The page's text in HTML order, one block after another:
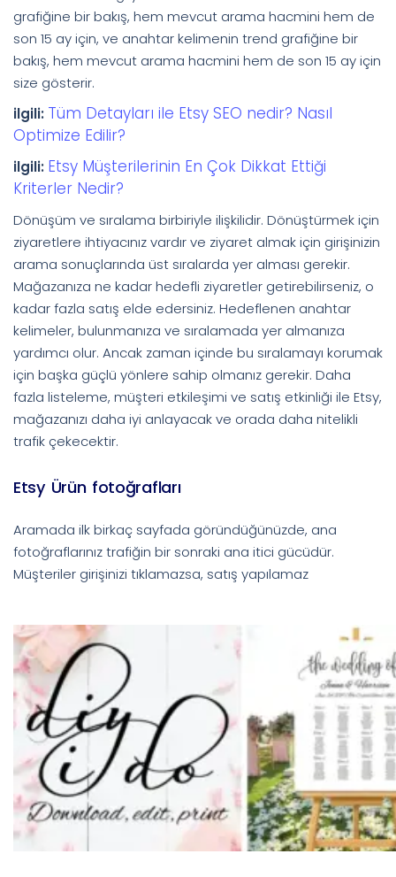
grafiğine bir bakış, hem mevcut arama hacmini hem de
son 15 ay için, ve anahtar kelimenin trend grafiğine bir
bakış, hem mevcut arama hacmini hem de son 15 ay için
size gösterir.
ilgili: Tüm Detayları ile Etsy SEO nedir? Nasıl
Optimize Edilir?
ilgili: Etsy Müşterilerinin En Çok Dikkat Ettiği
Kriterler Nedir?
Dönüşüm ve sıralama birbiriyle ilişkilidir. Dönüştürmek için
ziyaretlere ihtiyacınız vardır ve ziyaret almak için girişinizin
arama sonuçlarında üst sıralarda yer alması gerekir.
Mağazanıza ne kadar hedefli ziyaretler getirebilirseniz, o
kadar fazla satış elde edersiniz. Hedeflenen anahtar
kelimeler, bulunmanıza ve sıralamada yer almanıza
yardımcı olur. Ancak zaman içinde bu sıralamayı korumak
için başka güçlü yönlere sahip olmanız gerekir. Daha
fazla listeleme, müşteri etkileşimi ve satış etkinliği ile Etsy,
mağazanızı daha iyi anlayacak ve orada daha nitelikli
trafik çekecektir.
Etsy Ürün fotoğrafları
Aramada ilk birkaç sayfada göründüğünüzde, ana
fotoğraflarınız trafiğin bir sonraki ana itici gücüdür.
Müşteriler girişinizi tıklamazsa, satış yapılamaz